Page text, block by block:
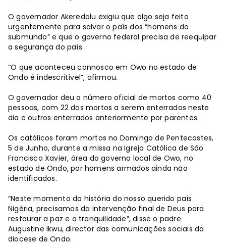
O governador Akeredolu exigiu que algo seja feito
urgentemente para salvar o país dos “homens do
submundo” e que o governo federal precisa de reequipar
a segurança do país.
“O que aconteceu connosco em Owo no estado de
Ondo é indescritível”, afirmou.
O governador deu o número oficial de mortos como 40
pessoas, com 22 dos mortos a serem enterrados neste
dia e outros enterrados anteriormente por parentes.
Os católicos foram mortos no Domingo de Pentecostes,
5 de Junho, durante a missa na Igreja Católica de São
Francisco Xavier, área do governo local de Owo, no
estado de Ondo, por homens armados ainda não
identificados.
“Neste momento da história do nosso querido país
Nigéria, precisamos da intervenção final de Deus para
restaurar a paz e a tranquilidade”, disse o padre
Augustine Ikwu, director das comunicações sociais da
diocese de Ondo.